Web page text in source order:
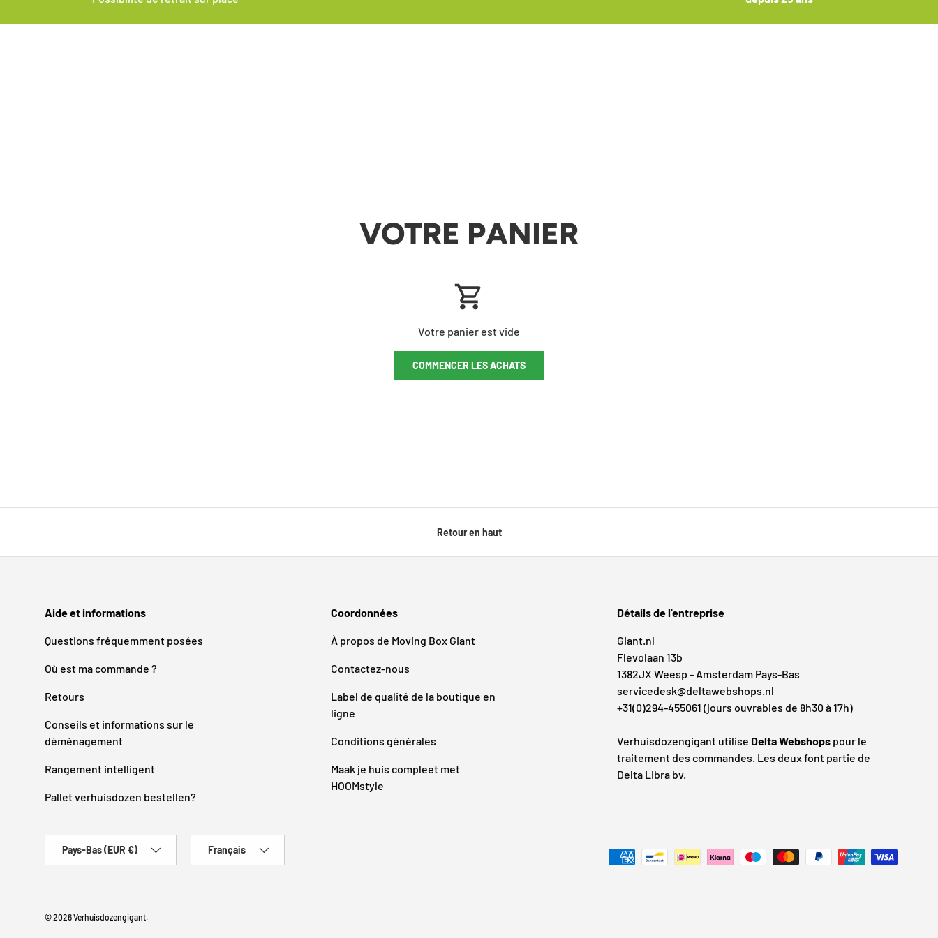
VOTRE PANIER
Votre panier est vide
COMMENCER LES ACHATS
Retour en haut
Aide et informations
Questions fréquemment posées
Où est ma commande ?
Retours
Conseils et informations sur le
déménagement
Rangement intelligent
Pallet verhuisdozen bestellen?
Coordonnées
À propos de Moving Box Giant
Contactez-nous
Label de qualité de la boutique en
ligne
Conditions générales
Maak je huis compleet met
HOOMstyle
Détails de l'entreprise
Giant.nl
Flevolaan 13b
1382JX Weesp - Amsterdam Pays-Bas
servicedesk@deltawebshops.nl
+31(0)294-455061 (jours ouvrables de 8h30 à 17h)
Verhuisdozengigant utilise Delta Webshops pour le
traitement des commandes. Les deux font partie de
Delta Libra bv.
Moyens de paiement acceptés
Pays-Bas (EUR €) Français
© 2026Verhuisdozengigant.